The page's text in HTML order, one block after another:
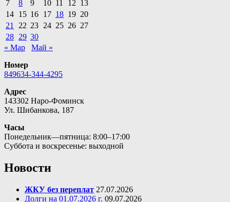
7
8 9 10 11 12 13
14 15 16 17 18 19 20
21
22 23 24 25 26 27
28 29 30
« Мар
Май »
Номер
849634-344-4295
Адрес
143302 Наро-Фоминск
Ул. Шибанкова, 187
Часы
Понедельник—пятница: 8:00–17:00
Суббота и воскресенье: выходной
Новости
ЖКУ без переплат 27.07.2026
Долги на 01.07.2026 г. 09.07.2026